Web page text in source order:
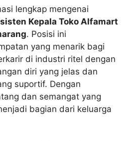
lengkap mengenai
Kepala Toko Alfamart
. Posisi ini
yang menarik bagi
di industri ritel dengan
diri yang jelas dan
suportif. Dengan
dan semangat yang
bagian dari keluarga